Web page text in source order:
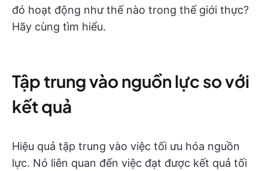
đó hoạt động như thế nào trong thế giới thực?
Hãy cùng tìm hiểu.
Tập trung vào nguồn lực so với
kết quả
Hiệu quả tập trung vào việc tối ưu hóa nguồn
lực. Nó liên quan đến việc đạt được kết quả tối